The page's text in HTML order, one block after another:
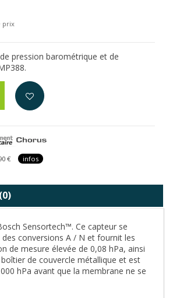
prix
pression barométrique et de
€ infos
(0)
Sensortech™. Ce capteur se
conversions A / N et fournit les
de mesure élevée de 0,08 hPa, ainsi
de couvercle métallique et est
hPa avant que la membrane ne se